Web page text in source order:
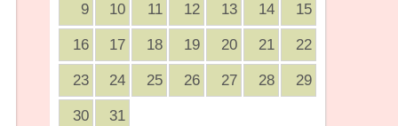
9 10 11 12 13 14 15
16 17 18 19 20 21 22
23 24 25 26 27 28 29
30 31